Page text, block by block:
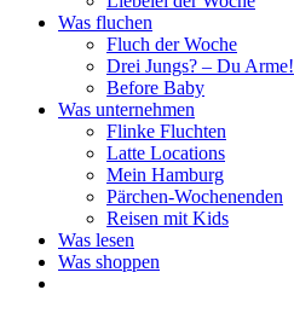
Was fluchen
Fluch der Woche
Drei Jungs? – Du Arme!
Before Baby
Was unternehmen
Flinke Fluchten
Latte Locations
Mein Hamburg
Pärchen-Wochenenden
Reisen mit Kids
Was lesen
Was shoppen